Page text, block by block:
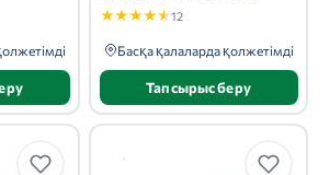
★★★★★12
Басқа қалаларда қолжетімді
Тапсырыс беру